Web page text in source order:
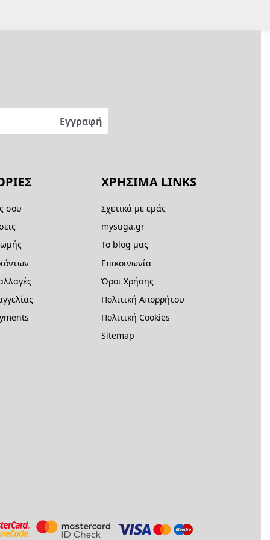
σου
ΧΡΗΣΙΜΑ LINKS
Σχετικά με εμάς
mysuga.gr
Το blog μας
Επικοινωνία
Όροι Χρήσης
Πολιτική Απορρήτου
Πολιτική Cookies
Sitemap